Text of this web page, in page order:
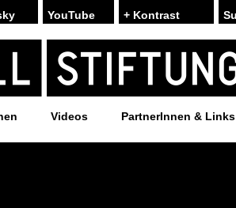
YouTube + Kontrast
Videos PartnerInnen & Links